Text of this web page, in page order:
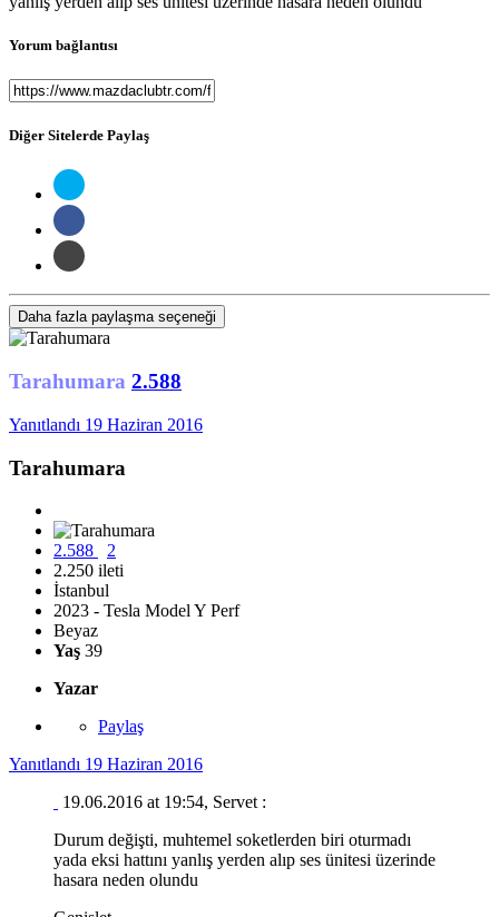
Yorum bağlantısı
Diğer Sitelerde Paylaş
Daha fazla paylaşma seçeneği
Tarahumara 2.588
Yanıtlandı 19 Haziran 2016
Tarahumara
2.588
2
2.250 ileti
İstanbul
2023 - Tesla Model Y Perf
Beyaz
Yaş 39
Yazar
Paylaş
Yanıtlandı 19 Haziran 2016
19.06.2016 at 19:54, Servet :
Durum değişti, muhtemel soketlerden biri oturmadı
yada eksi hattını yanlış yerden alıp ses ünitesi üzerinde
hasara neden olundu